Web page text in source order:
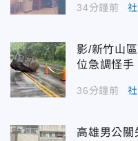
34分鐘前
影/新竹山
位急調怪手
36分鐘前
高雄男公